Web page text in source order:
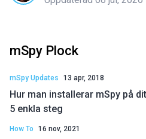
mSpy Plock
mSpy Updates 13 apr, 2018
Hur man installerar mSpy på
5 enkla steg
How To 16 nov, 2021